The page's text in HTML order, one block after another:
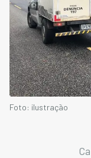
Foto: ilustração